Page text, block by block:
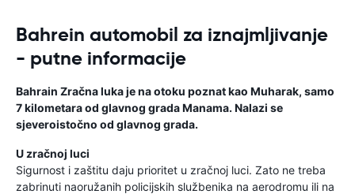
Bahrein automobil za iznajmljivanje
- putne informacije
Bahrain Zračna luka je na otoku poznat kao Muharak, samo
7 kilometara od glavnog grada Manama. Nalazi se
sjeveroistočno od glavnog grada.
U zračnoj luci
Sigurnost i zaštitu daju prioritet u zračnoj luci. Zato ne treba
zabrinuti naoružanih policijskih službenika na aerodromu ili na